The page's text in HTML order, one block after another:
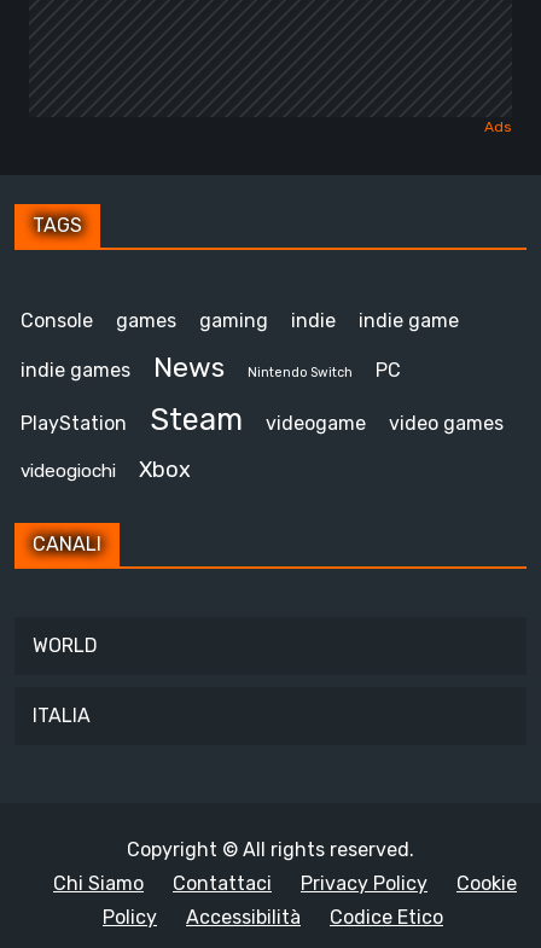
TAGS
Console games gaming indie indie game
indie games News Nintendo Switch PC
PlayStation Steam videogame video games
videogiochi Xbox
CANALI
WORLD
ITALIA
Copyright © All rights reserved.
Chi Siamo
Contattaci Privacy Policy
Cookie
Policy
Accessibilità Codice Etico